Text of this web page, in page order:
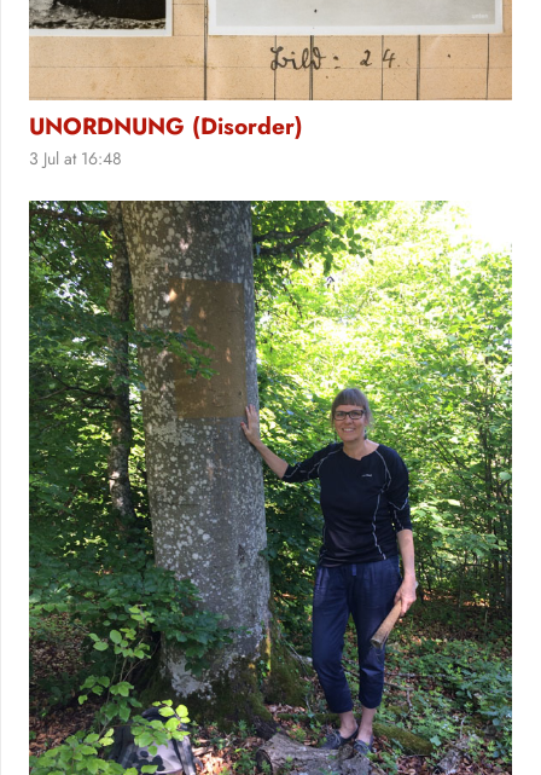
UNORDNUNG (Disorder)
3 Jul at 16:48